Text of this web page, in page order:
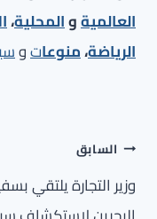
العالميةوالمحلية،
الرياضة،منوعاتو
تصفّح
المقالات
السابق
وزير التجارة يلتقي